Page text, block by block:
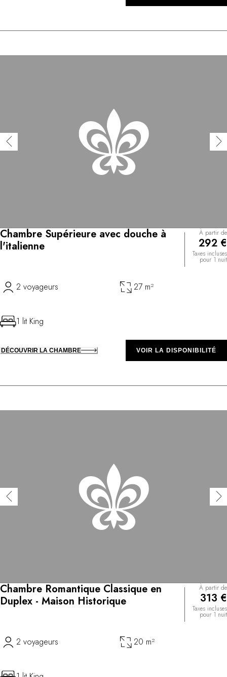
Chambre Supérieure avec douche à
l'italienne
À partir de
292 €
Taxes incluses
pour 1 nuit
2 voyageurs 27 m²
1 lit King
DÉCOUVRIR LA CHAMBRE VOIR LA DISPONIBILITÉ
Chambre Romantique Classique en
Duplex - Maison Historique
À partir de
313 €
Taxes incluses
pour 1 nuit
2 voyageurs 20 m²